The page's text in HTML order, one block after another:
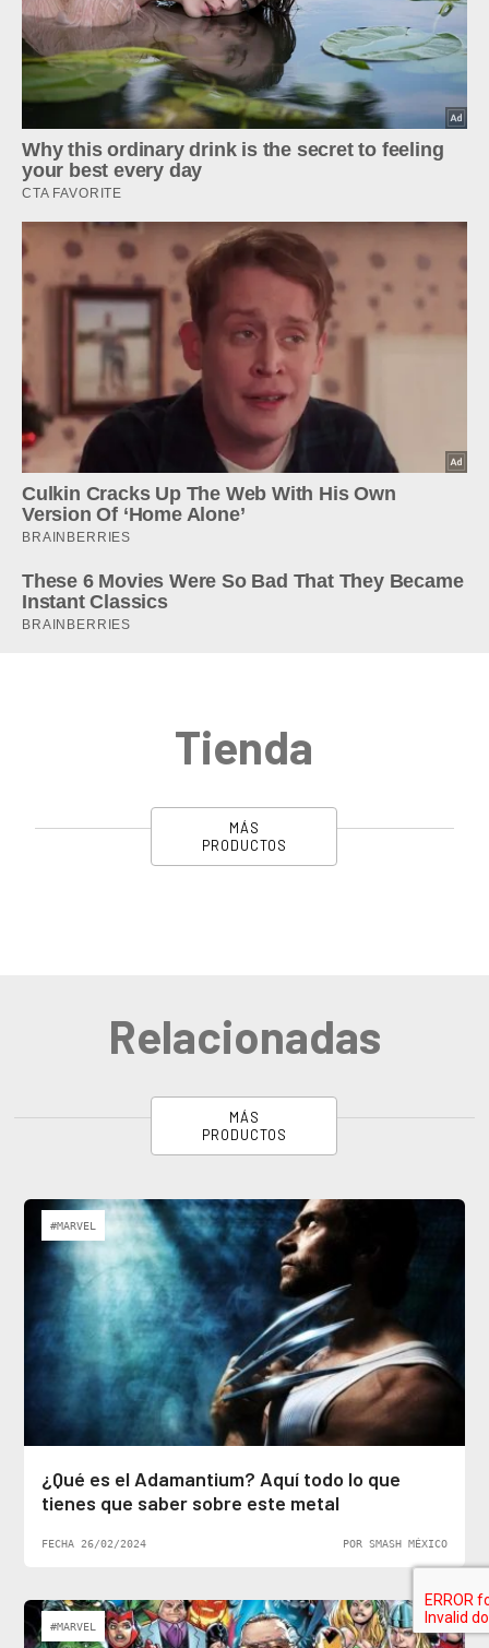
Tienda
MÁS
PRODUCTOS
Relacionadas
MÁS
PRODUCTOS
#MARVEL
¿Qué es el Adamantium? Aquí todo lo que
tienes que saber sobre este metal
FECHA 26/02/2024 POR SMASH MÉXICO
#MARVEL